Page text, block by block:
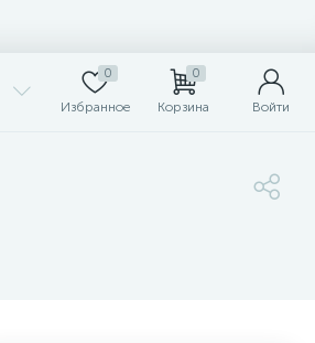
0
Избранное
0
Корзина Войти